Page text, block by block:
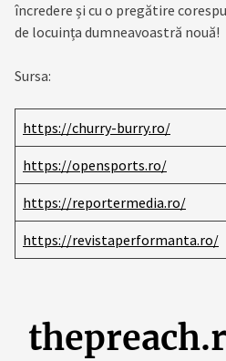
încredere și cu o pregătire
de locuința dumneavoastră nouă!
Sursa:
https://churry-burry.ro/
https://opensports.ro/
https://reportermedia.ro/
https://revistaperformanta.ro/